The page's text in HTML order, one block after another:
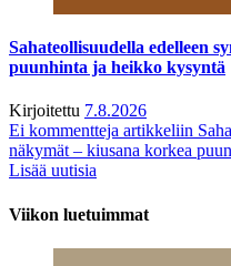
Sahateollisuudella edelleen
puunhinta ja heikko kysyntä
Kirjoitettu 7.8.2026
Ei kommentteja artikkeliin
näkymät – kiusana korkea
Lisää uutisia
Viikon luetuimmat